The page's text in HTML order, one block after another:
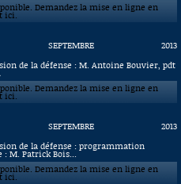
Histoire
Demandez la mise en ligne en
ici.
SEPTEMBRE
2013
de la défense : M. Antoine Bouvier, pdt
Demandez la mise en ligne en
ici.
SEPTEMBRE
2013
de la défense : programmation
M. Patrick Bois...
Demandez la mise en ligne en
ici.